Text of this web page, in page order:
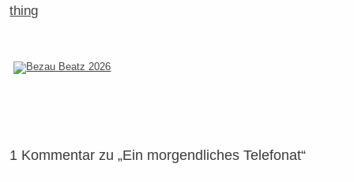
thing
1 Kommentar zu „Ein morgendliches Telefonat“